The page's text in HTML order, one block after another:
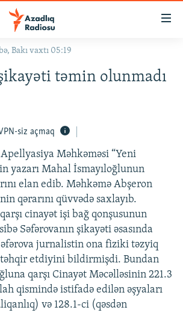
KITABXANASI
STANDARTLARIMIZ
Bakı vaxtı 05:19
təmin olunmadı
siz açmaq
Məhkəməsi “Yeni
yazarı Mahal İsmayıloğlunun
elan edib. Məhkəmə Abşeron
qərarını qüvvədə saxlayıb.
cinayət işi bağ qonşusunun
Səfərovanın şikayəti əsasında
jurnalistin ona fiziki təzyiq
etdiyini bildirmişdi. Bundan
qarşı Cinayət Məcəlləsinin 221.3
qismində istifadə edilən əşyaları
və 128.1-ci (qəsdən